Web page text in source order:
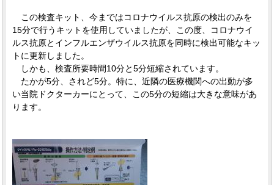
この検査キット、今まではコロナウイルス抗原の検出のみを
15分で行うキットを使用していましたが、この度、コロナウイ
ルス抗原とインフルエンザウイルス抗原を同時に検出可能なキッ
トに更新しました。
しかも、検査所要時間10分と5分短縮されています。
たかが5分、されど5分。特に、近隣の医療機関への出動が多
い当院ドクターカーにとって、この5分の短縮は大きな意味があ
ります。